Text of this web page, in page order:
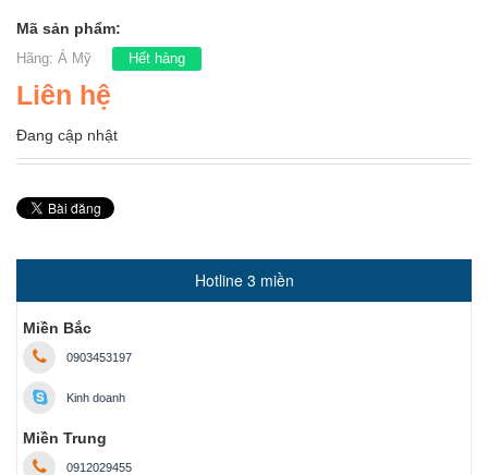
Mã sản phẩm:
Hãng: Á Mỹ Hết hàng
Liên hệ
Đang cập nhật
Hotline 3 miền
Miền Bắc
0903453197
Kinh doanh
Miền Trung
0912029455